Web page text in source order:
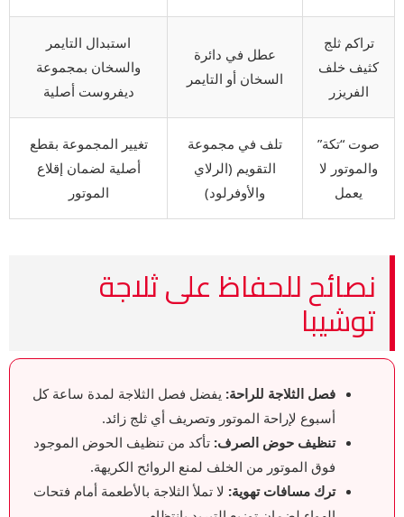
تراكم ثلج
كثيف خلف
الفريزر
عطل في دائرة
السخان أو التايمر
استبدال التايمر
والسخان بمجموعة
ديفروست أصلية
صوت “تكة”
والموتور لا
يعمل
تلف في مجموعة
التقويم (الرلاي
والأوفرلود)
تغيير المجموعة بقطع
أصلية لضمان إقلاع
الموتور
نصائح للحفاظ على ثلاجة
توشيبا
فصل الثلاجة للراحة: يفضل فصل الثلاجة لمدة ساعة كل
أسبوع لإراحة الموتور وتصريف أي ثلج زائد.
تنظيف حوض الصرف: تأكد من تنظيف الحوض الموجود
فوق الموتور من الخلف لمنع الروائح الكريهة.
ترك مسافات تهوية: لا تملأ الثلاجة بالأطعمة أمام فتحات